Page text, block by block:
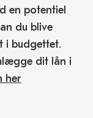
en potentiel
du blive
i budgettet.
dit lån i
her